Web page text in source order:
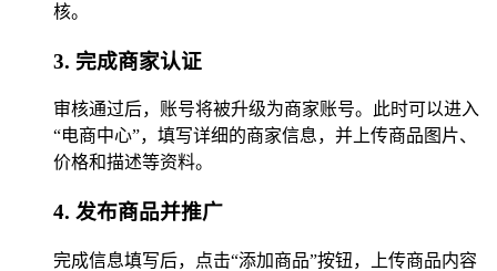
核。
3. 完成商家认证
审核通过后，账号将被升级为商家账号。此时可以进入
“电商中心”，填写详细的商家信息，并上传商品图片、
价格和描述等资料。
4. 发布商品并推广
完成信息填写后，点击“添加商品”按钮，上传商品内容